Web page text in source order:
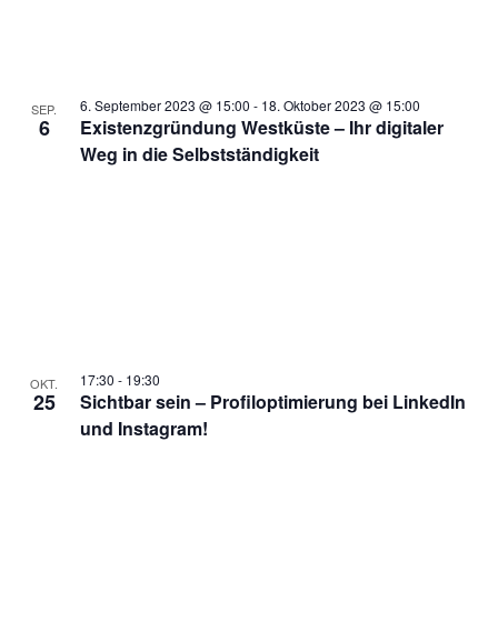
SEP.
6
6. September 2023 @ 15:00 - 18. Oktober 2023 @ 15:00
Existenzgründung Westküste – Ihr digitaler
Weg in die Selbstständigkeit
OKT.
25
17:30 - 19:30
Sichtbar sein – Profiloptimierung bei LinkedIn
und Instagram!